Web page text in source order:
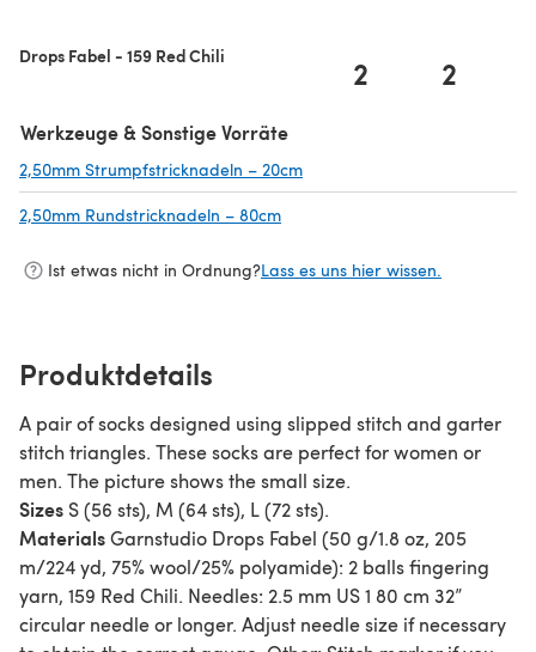
Drops Fabel - 159 Red Chili 2 2
Werkzeuge & Sonstige Vorräte
2,50mm Strumpfstricknadeln – 20cm
2,50mm Rundstricknadeln – 80cm
Ist etwas nicht in Ordnung?Lass es uns hier wissen.
Produktdetails
A pair of socks designed using slipped stitch and garter
stitch triangles. These socks are perfect for women or
men. The picture shows the small size.
Sizes S (56 sts), M (64 sts), L (72 sts).
MaterialsGarnstudio Drops Fabel (50 g/1.8 oz, 205
m/224 yd, 75% wool/25% polyamide): 2 balls fingering
yarn, 159 Red Chili. Needles: 2.5 mm US 1 80 cm 32”
circular needle or longer. Adjust needle size if necessary